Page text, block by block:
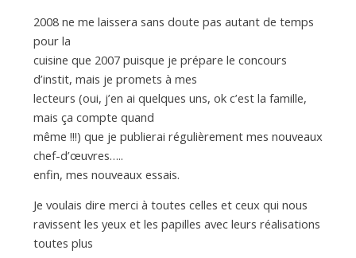
2008 ne me laissera sans doute pas autant de temps
pour la
cuisine que 2007 puisque je prépare le concours
d’instit, mais je promets à mes
lecteurs (oui, j’en ai quelques uns, ok c’est la famille,
mais ça compte quand
même !!!) que je publierai régulièrement mes nouveaux
chef-d’œuvres…..
enfin, mes nouveaux essais.
Je voulais dire merci à toutes celles et ceux qui nous
ravissent les yeux et les papilles avec leurs réalisations
toutes plus